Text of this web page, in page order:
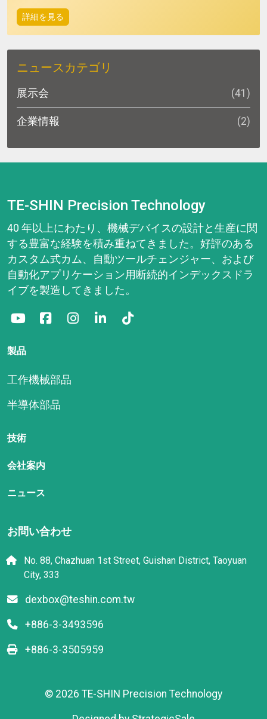
詳細を見る
ニュースカテゴリ
展示会 (41)
企業情報 (2)
TE-SHIN Precision Technology
40 年以上にわたり、機械デバイスの設計と生産に関
する豊富な経験を積み重ねてきました。好評のある
カスタム式カム、自動ツールチェンジャー、および
自動化アプリケーション用断続的インデックスドラ
イブを製造してきました。
製品
工作機械部品
半導体部品
技術
会社案内
ニュース
お問い合わせ
No. 88, Chazhuan 1st Street, Guishan District, Taoyuan
City, 333
dexbox@teshin.com.tw
+886-3-3493596
+886-3-3505959
© 2026 TE-SHIN Precision Technology